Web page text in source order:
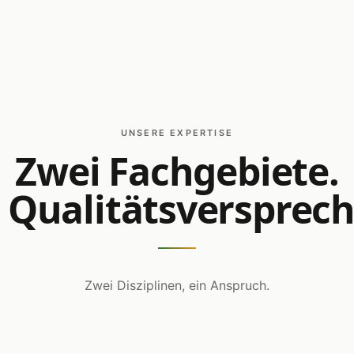
UNSERE EXPERTISE
Zwei Fachgebiete.
Zwei Disziplinen, ein Anspruch.